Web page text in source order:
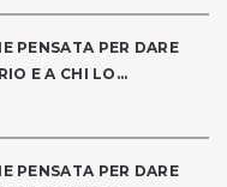
PENSATA PER DARE
E A CHI LO...
PENSATA PER DARE